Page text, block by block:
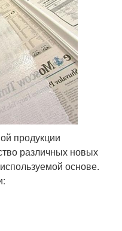
продукции
различных новых
основе.